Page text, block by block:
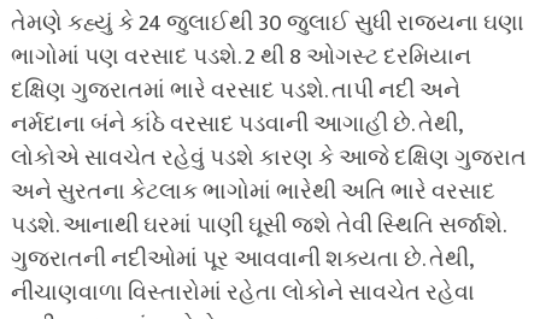
તેમણે કહ્યું કે 24 જુલાઈથી 30 જુલાઈ સુધી રાજ્યના ઘણા
ભાગોમાં પણ વરસાદ પડશે. 2 થી 8 ઓગસ્ટ દરમિયાન
દક્ષિણ ગુજરાતમાં ભારે વરસાદ પડશે. તાપી નદી અને
નર્મદાના બંને કાંઠે વરસાદ પડવાની આગાહી છે. તેથી,
લોકોએ સાવચેત રહેવું પડશે કારણ કે આજે દક્ષિણ ગુજરાત
અને સુરતના કેટલાક ભાગોમાં ભારેથી અતિ ભારે વરસાદ
પડશે. આનાથી ઘરમાં પાણી ઘૂસી જશે તેવી સ્થિતિ સર્જાશે.
ગુજરાતની નદીઓમાં પૂર આવવાની શક્યતા છે. તેથી,
નીચાણવાળા વિસ્તારોમાં રહેતા લોકોને સાવચેત રહેવા